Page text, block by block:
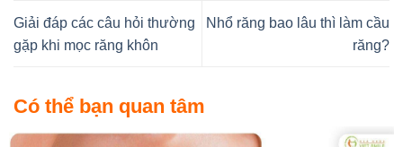
Giải đáp các câu hỏi thường
gặp khi mọc răng khôn
Nhổ răng bao lâu thì làm cầu
răng?
Có thể bạn quan tâm